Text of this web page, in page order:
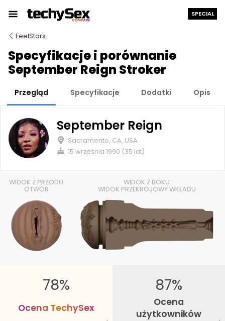
do
treści
SPECIAL
FeelStars
Specyfikacje i porównanie
September Reign Stroker
Przegląd Specyfikacje Dodatki Opis
WIDOK Z PRZODU
OTWÓR
WIDOK Z BOKU
WIDOK PRZEKROJOWY WKŁADU
78%
Ocena TechySex
87%
Ocena
użytkowników
September Reign
Sacramento, CA, USA
15 września 1990 (35 lat)